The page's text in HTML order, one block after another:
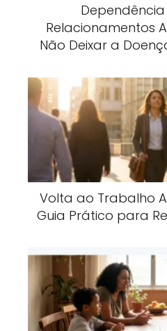
Relacionamentos
Não Deixar a
Volta ao Trabalho
Guia Prático para